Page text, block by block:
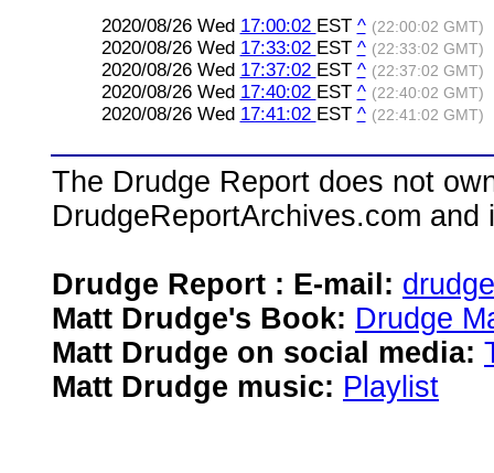
2020/08/26 Wed 17:00:02 EST ^ (22:00:02 GMT)
2020/08/26 Wed 17:33:02 EST ^ (22:33:02 GMT)
2020/08/26 Wed 17:37:02 EST ^ (22:37:02 GMT)
2020/08/26 Wed 17:40:02 EST ^ (22:40:02 GMT)
2020/08/26 Wed 17:41:02 EST ^ (22:41:02 GMT)
The Drudge Report does not
DrudgeReportArchives.com
Drudge Report : E-mail:
Matt Drudge's Book: Drudge
Matt Drudge on social media:
Matt Drudge music: Playlist